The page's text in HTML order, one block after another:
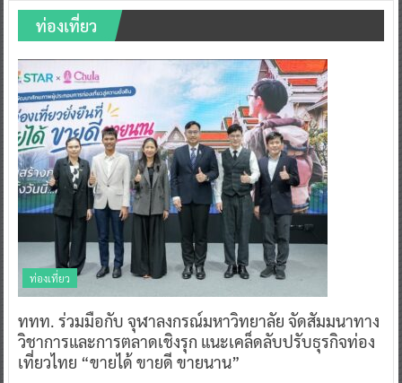
ท่องเที่ยว
ท่องเที่ยว
ททท. ร่วมมือกับ จุฬาลงกรณ์มหาวิทยาลัย จัดสัมมนาทาง
วิชาการและการตลาดเชิงรุก แนะเคล็ดลับปรับธุรกิจท่อง
เที่ยวไทย “ขายได้ ขายดี ขายนาน”